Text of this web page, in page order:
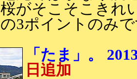
桜がそこそこきれ
の3ポイントのみ
「たま」。
日追加